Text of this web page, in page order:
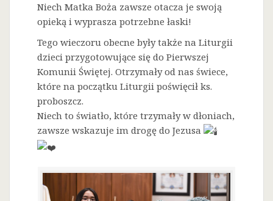
Niech Matka Boża zawsze otacza je swoją
opieką i wyprasza potrzebne łaski!
Tego wieczoru obecne były także na Liturgii
dzieci przygotowujące się do Pierwszej
Komunii Świętej. Otrzymały od nas świece,
które na początku Liturgii poświęcił ks.
proboszcz.
Niech to światło, które trzymały w dłoniach,
zawsze wskazuje im drogę do Jezusa